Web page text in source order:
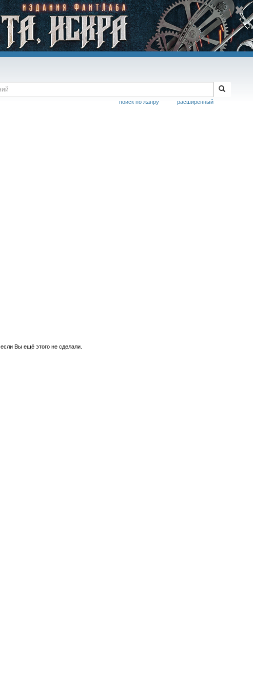
расширенный
поиск по жанру
, если Вы ещё этого не сделали.